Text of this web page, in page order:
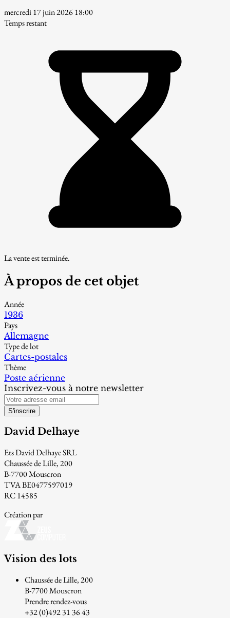
mercredi 17 juin 2026 18:00
Temps restant
La vente est terminée.
À propos de cet objet
Année
1936
Pays
Allemagne
Type de lot
Cartes-postales
Thème
Poste aérienne
Inscrivez-vous à notre newsletter
S'inscrire
David Delhaye
Ets David Delhaye SRL
Chaussée de Lille, 200
B-7700 Mouscron
TVA BE0477597019
RC 14585
Création par
Vision des lots
Chaussée de Lille, 200
B-7700 Mouscron
Prendre rendez-vous
+32 (0)492 31 36 43